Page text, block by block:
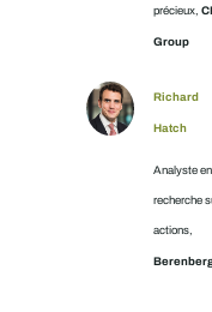
précieux,
Group
Richard
Hatch
Analyste en
recherche
actions,